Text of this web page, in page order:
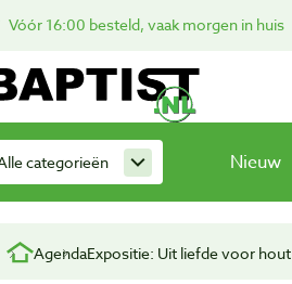
Vóór 16:00 besteld, vaak morgen in huis
categorieën Nieuw
AgendaExpositie: Uit liefde voor hout